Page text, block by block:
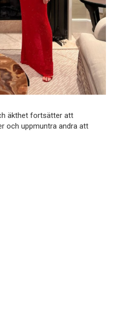
äkthet fortsätter att
och uppmuntra andra att